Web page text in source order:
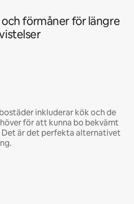
förmåner för längre
inkluderar kök och de
för att kunna bo bekvämt
Det är det perfekta alternativet